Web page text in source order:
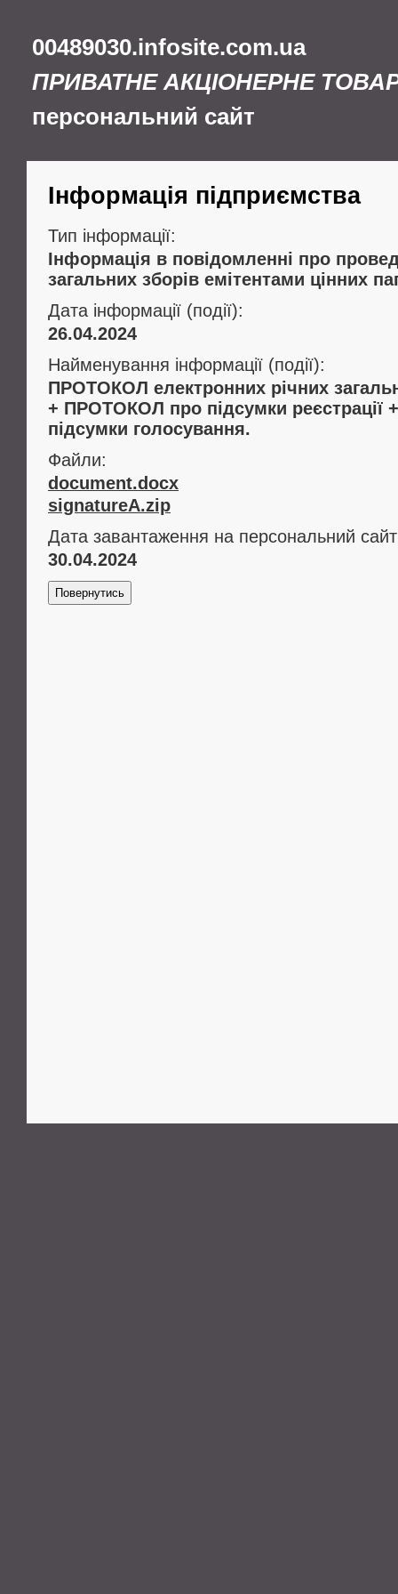
00489030.infosite.com.ua
ПРИВАТНЕ АКЦІОНЕРНЕ
персональний сайт
Інформація підприємства
Тип інформації:
Інформація в повідомленні про
загальних зборів емітентами цінних
Дата інформації (події):
26.04.2024
Найменування інформації (події):
ПРОТОКОЛ електронних річних
+ ПРОТОКОЛ про підсумки
підсумки голосування.
Файли:
document.docx
signatureA.zip
Дата завантаження на персональний
30.04.2024
Повернутись